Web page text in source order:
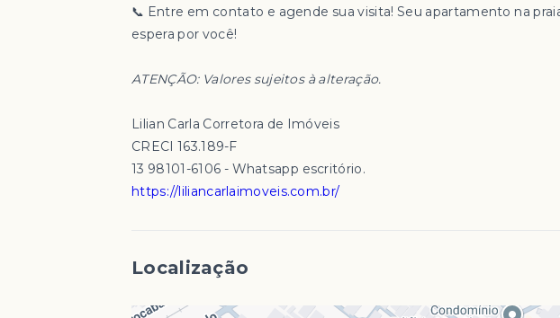
📞 Entre em contato e agende sua visita! Seu apartamento na
espera por você!
ATENÇÃO: Valores sujeitos à alteração.
Lilian Carla Corretora de Imóveis
CRECI 163.189-F
13 98101-6106 - Whatsapp escritório.
https://liliancarlaimoveis.com.br/
Localização